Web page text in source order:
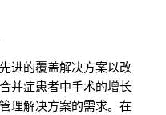
进的覆盖解决方案以改
并症患者中手术的增长
理解决方案的需求。在